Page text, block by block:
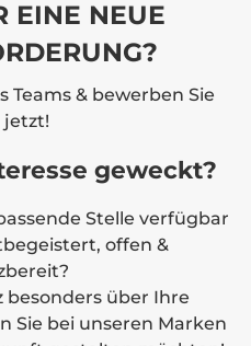
EINE NEUE
Teams & bewerben Sie
jetzt!
geweckt?
Stelle verfügbar
offen &
besonders über Ihre
Sie bei unseren Marken